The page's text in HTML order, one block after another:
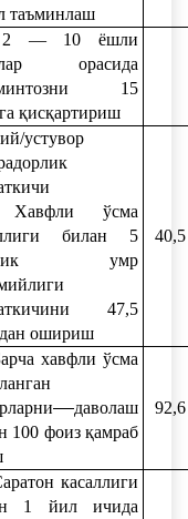
таъминлаш
2 — 10 ёшли
орасида
15
қисқартириш
устувор
ўсма
билан 5
умр
47,5
ошириш
хавфли ўсма
даволаш
100 фоиз қамраб
касаллиги
1 йил ичида